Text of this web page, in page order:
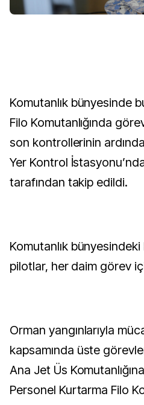
Komutanlık bünyesinde
Filo Komutanlığında
son kontrollerinin
Yer Kontrol
tarafından takip edildi.
Komutanlık
pilotlar, her daim görev
Orman yangınlarıyla
kapsamında üste
Ana Jet Üs
Personel Kurtarma Filo